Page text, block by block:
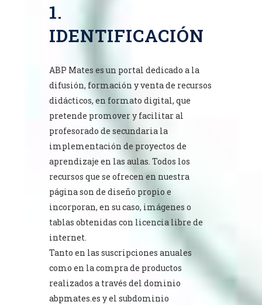
1.
IDENTIFICACIÓN
ABP Mates es un portal dedicado a la
difusión, formación y venta de recursos
didácticos, en formato digital, que
pretende promover y facilitar al
profesorado de secundaria la
implementación de proyectos de
aprendizaje en las aulas. Todos los
recursos que se ofrecen en nuestra
página son de diseño propio e
incorporan, en su caso, imágenes o
tablas obtenidas con licencia libre de
internet.
Tanto en las suscripciones anuales
como en la compra de productos
realizados a través del dominio
abpmates.es y el subdominio